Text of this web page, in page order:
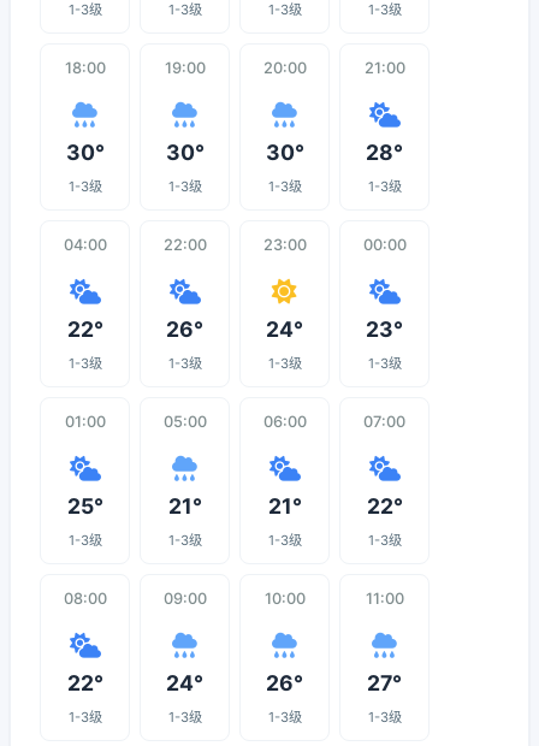
1-3级 1-3级 1-3级 1-3级
18:00
30°
1-3级
19:00
30°
1-3级
20:00
30°
1-3级
21:00
28°
1-3级
04:00
22°
1-3级
22:00
26°
1-3级
23:00
24°
1-3级
00:00
23°
1-3级
01:00
25°
1-3级
05:00
21°
1-3级
06:00
21°
1-3级
07:00
22°
1-3级
08:00
22°
1-3级
09:00
24°
1-3级
10:00
26°
1-3级
11:00
27°
1-3级